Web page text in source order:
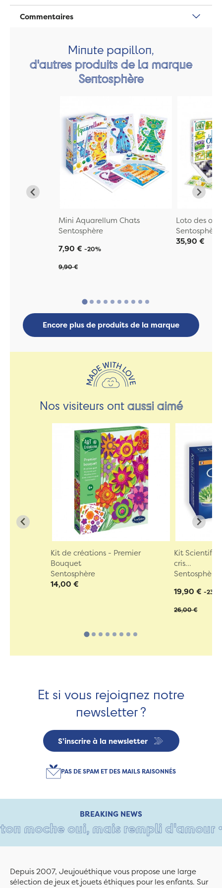
Commentaires
Minute papillon,
d'autres produits de la marque
Sentosphère
Mini Aquarellum Chats
Sentosphère
7,90 € -20%
9,90 €
Loto des
Sentosphère
35,90 €
Encore plus de produits de la marque
Nos visiteurs ontaussi aimé
Kit de créations - Premier
Bouquet
Sentosphère
14,00 €
Kit
cris...
Sentosphère
19,90 €-23%
26,00 €
Et si vous rejoignez notre
newsletter ?
S'inscrire à la newsletter
PAS DE SPAM ET DES MAILS RAISONNÉS
BREAKING NEWS
oui, mais rempli d'amour •
Depuis 2007, Jeujouéthique vous propose une large
sélection de jeux et jouets éthiques pour les enfants. Sur